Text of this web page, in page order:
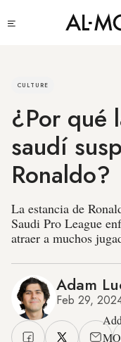
CULTURE
¿Por qué
saudí
Ronaldo?
La estancia de
Saudi Pro League
atraer a muchos
Adam
Feb 29,